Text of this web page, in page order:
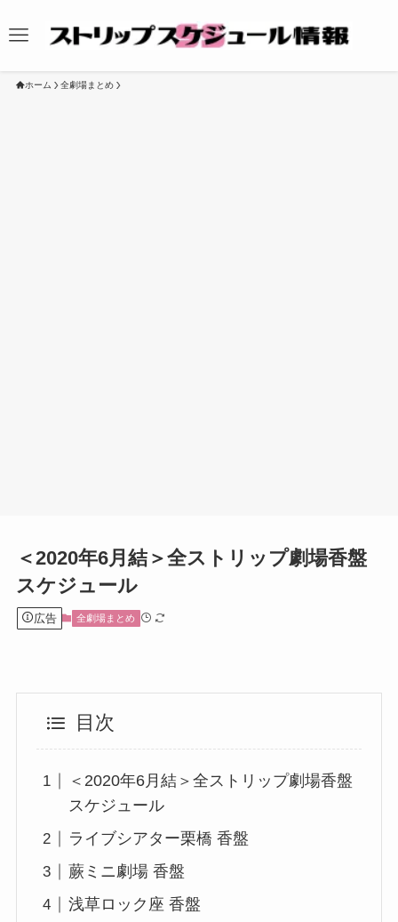
ホーム 全劇場まとめ
＜2020年6月結＞全ストリップ劇場香盤
スケジュール
広告 全劇場まとめ
目次
＜2020年6月結＞全ストリップ劇場香盤
スケジュール
ライブシアター栗橋 香盤
蕨ミニ劇場 香盤
浅草ロック座 香盤